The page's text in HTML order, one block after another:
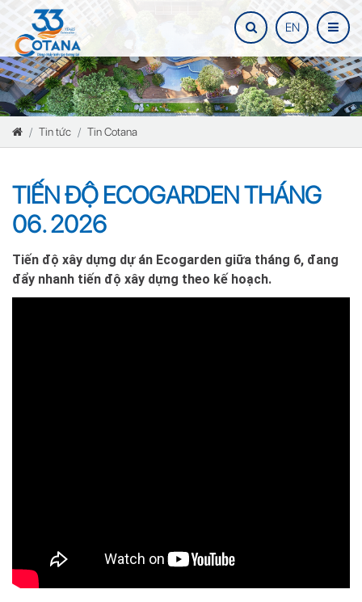
EN
Tin tức Tin Cotana
TIẾN ĐỘ ECOGARDEN THÁNG
06. 2026
Tiến độ xây dựng dự án Ecogarden giữa tháng 6, đang
đẩy nhanh tiến độ xây dựng theo kế hoạch.